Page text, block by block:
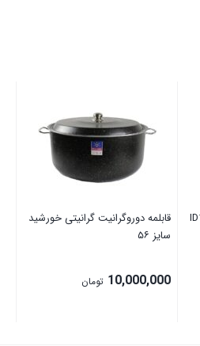
قابلمه دوروگرانیت گرانیتی خورشید
سایز ۵۶
10,000,000 تومان